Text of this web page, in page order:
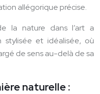
allégorique précise.
la nature dans l’art a
stylisée et idéalisée, où
de sens au-delà de sa
naturelle :